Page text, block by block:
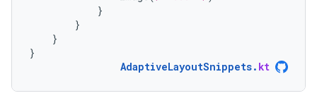
}
}
}
}
AdaptiveLayoutSnippets. kt